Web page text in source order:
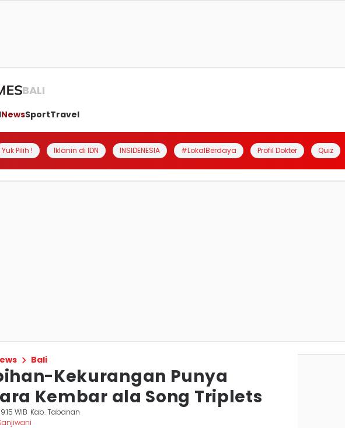
BALI
NewsSportTravel
Yuk Pilih ! Iklanin di IDN INSIDENESIA #LokalBerdaya Profil Dokter Quiz
Bali
Kekurangan Punya
Kembar ala Song Triplets
WIB Kab. Tabanan